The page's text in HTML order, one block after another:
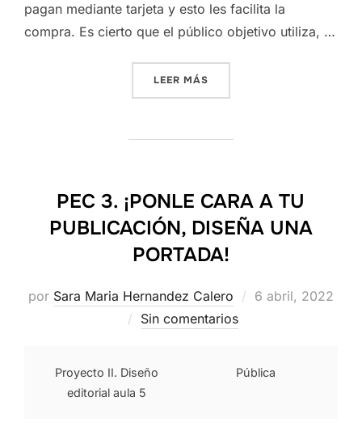
pagan mediante tarjeta y esto les facilita la
compra. Es cierto que el público objetivo utiliza, …
LEER MÁS
PEC 3. ¡PONLE CARA A TU
PUBLICACIÓN, DISEÑA UNA
PORTADA!
por Sara Maria Hernandez Calero
Publicado
6 abril, 2022
Sin comentarios
Proyecto II. Diseño
editorial aula 5
Pública